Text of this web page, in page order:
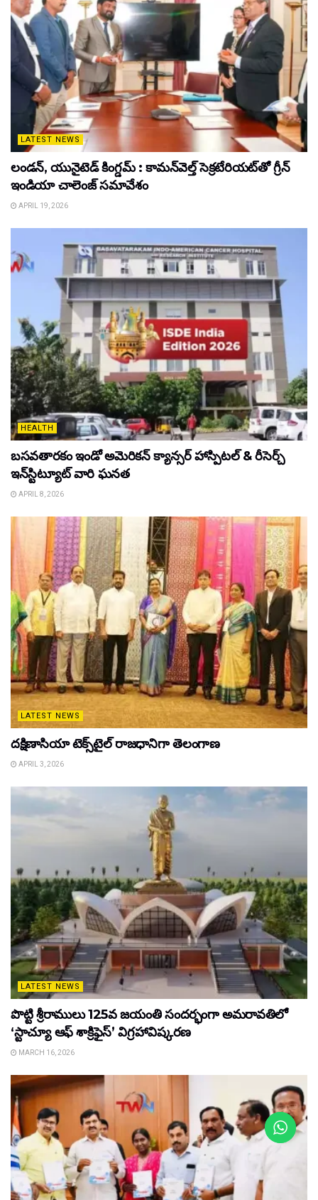
LATEST NEWS
లండన్, యునైటెడ్ కింగ్డమ్ : కామన్‌వెల్త్ సెక్రటేరియట్‌తో గ్రీన్
ఇండియా చాలెంజ్ సమావేశం
APRIL 19, 2026
HEALTH
బసవతారకం ఇండో అమెరికన్ క్యాన్సర్ హాస్పిటల్ & రీసెర్చ్
ఇన్‌స్టిట్యూట్ వారి ఘనత
APRIL 8, 2026
LATEST NEWS
దక్షిణాసియా టెక్స్‌టైల్ రాజధానిగా తెలంగాణ
APRIL 3, 2026
LATEST NEWS
పొట్టి శ్రీరాములు 125వ జయంతి సందర్భంగా అమరావతిలో
‘స్టాచ్యూ ఆఫ్ శాక్రిఫైస్’ విగ్రహావిష్కరణ
MARCH 16, 2026